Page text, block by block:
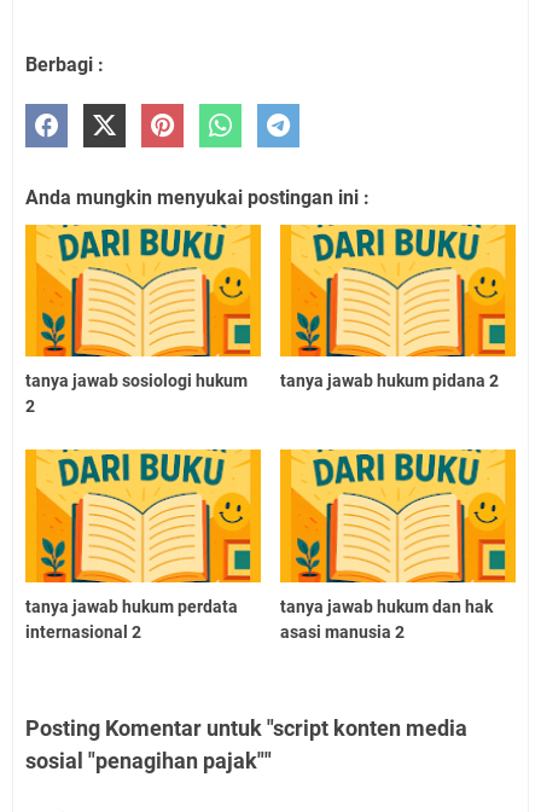
Berbagi :
Anda mungkin menyukai postingan ini :
tanya jawab sosiologi hukum
2
tanya jawab hukum pidana 2
tanya jawab hukum perdata
internasional 2
tanya jawab hukum dan hak
asasi manusia 2
Posting Komentar untuk "script konten media
sosial "penagihan pajak""